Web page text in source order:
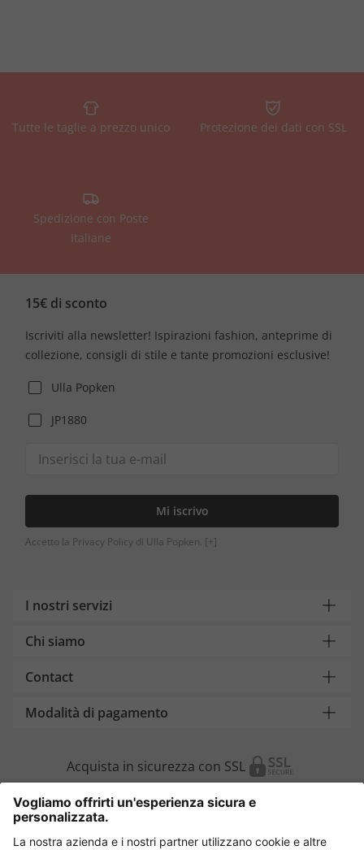
Tutte le taglie a prezzo unico Protezione dei dati con SSL
Spedizione con Poste
Italiane
15€ di sconto
Iscriviti alla newsletter! Ispirazioni fashion, anteprime di
collezione, consigli di stile e tante promozioni esclusive!
Ulla Popken
JP1880
Mi iscrivo
Accetto la Privacy Policy di Ulla Popken. [+]
I nostri servizi
Chi siamo
Contact
Modalità di pagamento
Acquista in sicurezza con SSL
Cambia Paese